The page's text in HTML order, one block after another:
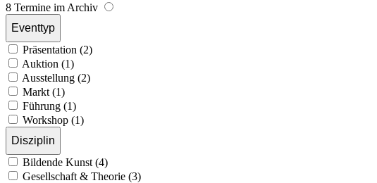
8 Termine im Archiv
Eventtyp
Präsentation (2)
Auktion (1)
Ausstellung (2)
Markt (1)
Führung (1)
Workshop (1)
Disziplin
Bildende Kunst (4)
Gesellschaft & Theorie (3)